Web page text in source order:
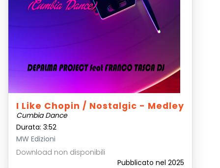
I Like Chopin / Nostalgic - Medley
Cumbia Dance
Durata: 3:52
MW Edizioni
Download non disponibili
Pubblicato nel 2025